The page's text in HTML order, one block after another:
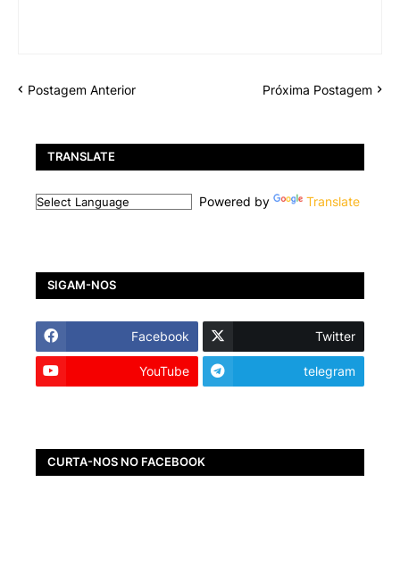
Postagem Anterior Próxima Postagem
TRANSLATE
Powered by Translate
SIGAM-NOS
Facebook Twitter
YouTube telegram
CURTA-NOS NO FACEBOOK